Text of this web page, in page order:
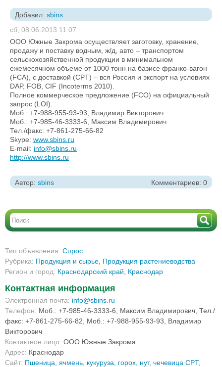
Добавил: sbins
сб, 08.06.2013 11:07
ООО Южные Закрома осуществляет заготовку, хранение,
продажу и поставку водным, ж/д, авто – транспортом
сельскохозяйственной продукции в минимальном
ежемесячном объеме от 1000 тонн на базисе франко-вагон
(FCA), с доставкой (CPT) – вся Россия и экспорт на условиях
DAP, FOB, CIF (Incoterms 2010).
Полное коммерческое предложение (FCO) на официальный
запрос (LOI).
Моб.: +7-988-955-93-93, Владимир Викторович
Моб.: +7-985-46-3333-6, Максим Владимирович
Тел./факс: +7-861-275-66-82
Skype: www.sbins.ru
E-mail: info@sbins.ru
http://www.sbins.ru
Автор: sbins Комментариев: 0
Тип объявления: Спрос
Рубрика: Продукция и сырье Продукция растениеводства
Регион и город: Краснодарский край Краснодар
Контактная информация
Электронная почта: info@sbins.ru
Телефон: Моб.: +7-985-46-3333-6, Максим Владимирович, Тел./
факс: +7-861-275-66-82, Моб.: +7-988-955-93-93, Владимир
Викторович
Контактное лицо: ООО Южные Закрома
Адрес: Краснодар
Сайт: Пшеница, ячмень, кукуруза, горох, нут, чечевица CPT,